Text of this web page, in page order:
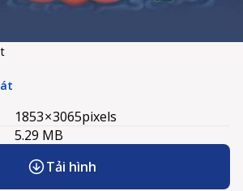
1853 × 3065pixels
5.29 MB
Tải hình